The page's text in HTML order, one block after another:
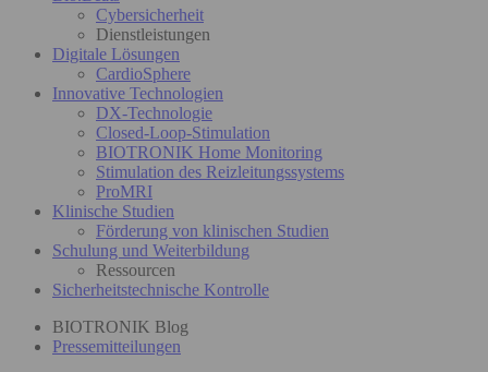
Cybersicherheit
Dienstleistungen
Digitale Lösungen
CardioSphere
Innovative Technologien
DX-Technologie
Closed-Loop-Stimulation
BIOTRONIK Home Monitoring
Stimulation des Reizleitungssystems
ProMRI
Klinische Studien
Förderung von klinischen Studien
Schulung und Weiterbildung
Ressourcen
Sicherheitstechnische Kontrolle
BIOTRONIK Blog
Pressemitteilungen